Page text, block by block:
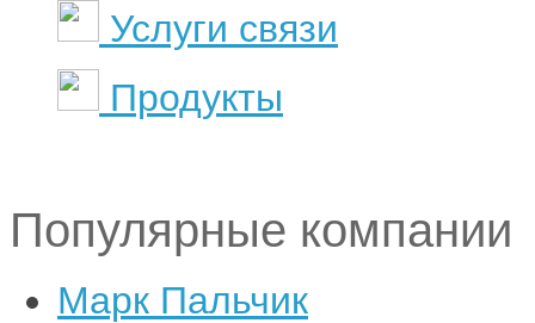
Услуги связи
Продукты
Популярные компании
Марк Пальчик